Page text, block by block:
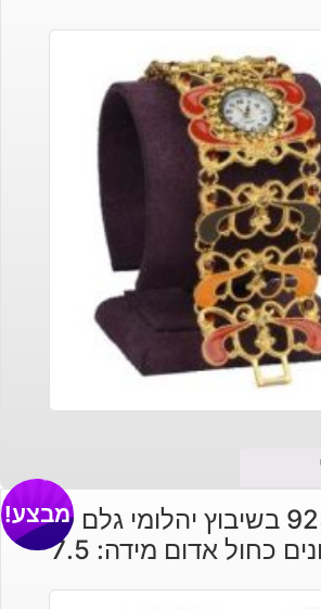
טבעת כסף 925 בשיבוץ יהלומי גלם 0.69
כחול אדום מידה: 7.5
מבצע!